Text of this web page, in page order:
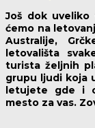
Još dok uveliko
ćemo na
Australije,
letovališta
turista željnih
grupu ljudi koja
letujete gde i
mesto za vas.